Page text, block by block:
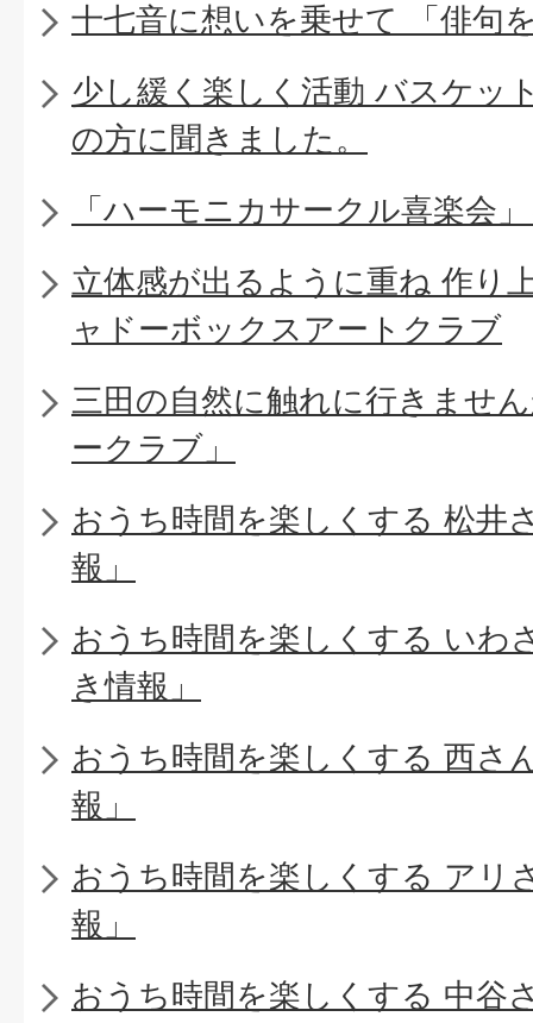
十七音に想いを乗せて 「俳句
少し緩く楽しく活動 バスケッ
の方に聞きました。
「ハーモニカサークル喜楽会
立体感が出るように重ね 作り
ャドーボックスアートクラブ
三田の自然に触れに行きませ
ークラブ」
おうち時間を楽しくする 松井
報」
おうち時間を楽しくする いわ
き情報」
おうち時間を楽しくする 西さ
報」
おうち時間を楽しくする アリ
報」
おうち時間を楽しくする 中谷